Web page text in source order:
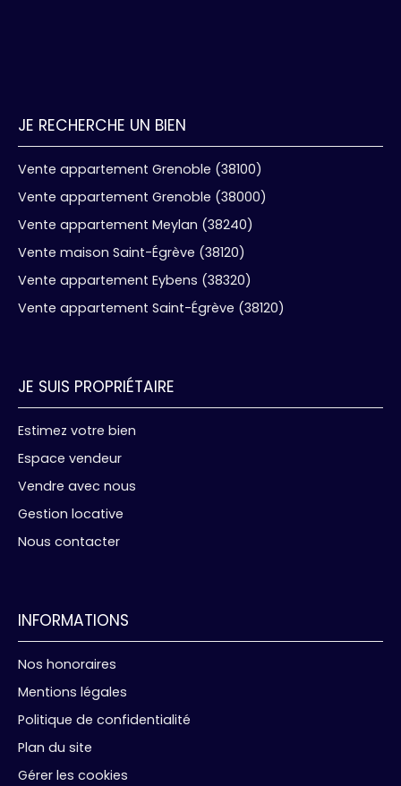
JE RECHERCHE UN BIEN
Vente appartement Grenoble (38100)
Vente appartement Grenoble (38000)
Vente appartement Meylan (38240)
Vente maison Saint-Égrève (38120)
Vente appartement Eybens (38320)
Vente appartement Saint-Égrève (38120)
JE SUIS PROPRIÉTAIRE
Estimez votre bien
Espace vendeur
Vendre avec nous
Gestion locative
Nous contacter
INFORMATIONS
Nos honoraires
Mentions légales
Politique de confidentialité
Plan du site
Gérer les cookies